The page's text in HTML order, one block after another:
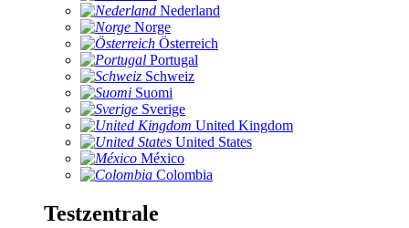
Nederland
Norge
Österreich
Portugal
Schweiz
Suomi
Sverige
United Kingdom
United States
México
Colombia
Testzentrale